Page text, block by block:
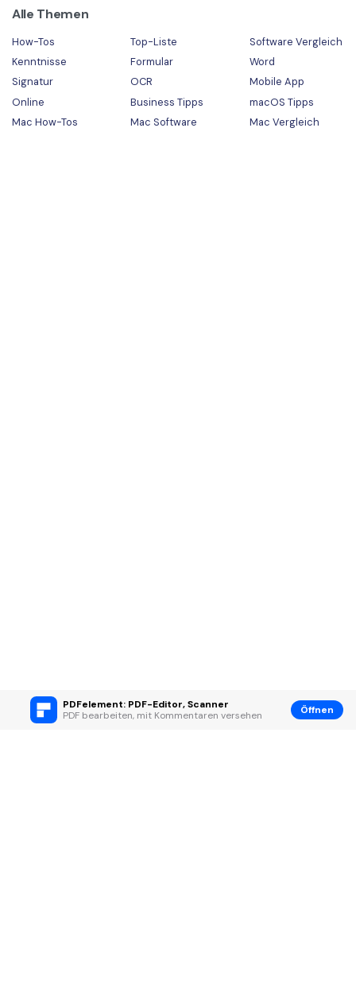
PDFelement: PDF-Editor, Scanner
PDF bearbeiten, mit Kommentaren versehen
Öffnen
Alle Themen
How-Tos Top-Liste
Software Vergleich
Kenntnisse
Formular
Word
Signatur
OCR
Mobile App
Online
Business Tipps
macOS Tipps
Mac How-Tos
Mac Software Mac Vergleich